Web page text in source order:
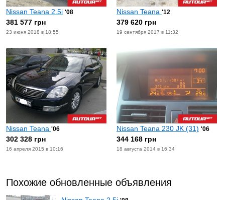
Nissan Teana 2.5i '08
381 577 грн
23 июня 2018 в 18:55
Nissan Teana '12
379 620 грн
19 сентября 2017 в 11:32
Nissan Teana '06
302 328 грн
16 апреля 2015 в 10:16
Nissan Teana 230 JK (31) '06
344 168 грн
18 августа 2014 в 16:34
Похожие обновленные объявления